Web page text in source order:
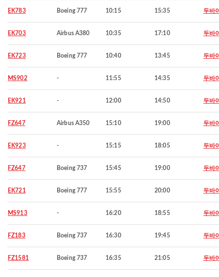
EK783 Boeing 777 10:15 15:35 두바
EK703 Airbus A380 10:35 17:10 두바
EK723 Boeing 777 10:40 13:45 두바
MS902 - 11:55 14:35 두바
EK921 - 12:00 14:50 두바
FZ647 Airbus A350 15:10 19:00 두바
EK923 - 15:15 18:05 두바
FZ647 Boeing 737 15:45 19:00 두바
EK721 Boeing 777 15:55 20:00 두바
MS913 - 16:20 18:55 두바
FZ183 Boeing 737 16:30 19:45 두바
FZ1581 Boeing 737 16:35 21:05 두바